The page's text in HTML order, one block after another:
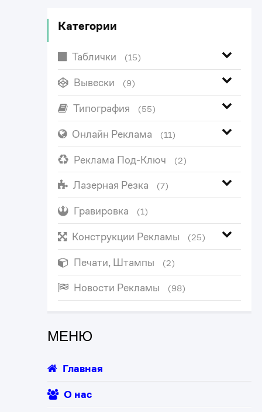
Категории
Таблички (15)
Вывески (9)
Типография (55)
Онлайн Реклама (11)
Реклама Под-Ключ (2)
Лазерная Резка (7)
Гравировка (1)
Конструкции Рекламы (25)
Печати, Штампы (2)
Новости Рекламы (98)
МЕНЮ
Главная
О нас